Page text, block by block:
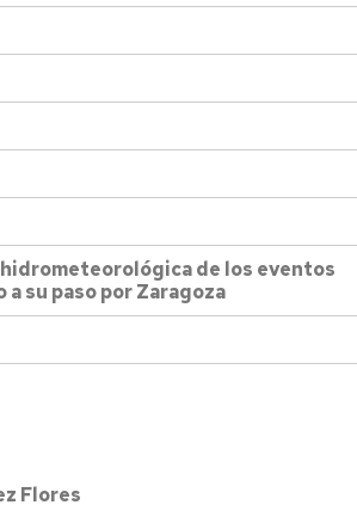
de los eventos
su paso por Zaragoza
Flores